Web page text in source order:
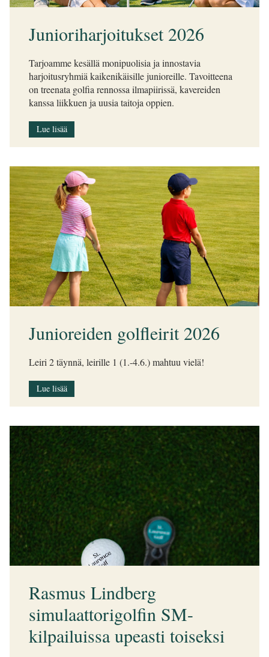
Junioriharjoitukset 2026
Tarjoamme kesällä monipuolisia ja innostavia
harjoitusryhmiä kaikenikäisille junioreille. Tavoitteena
on treenata golfia rennossa ilmapiirissä, kavereiden
kanssa liikkuen ja uusia taitoja oppien.
Lue lisää
Junioreiden golfleirit 2026
Leiri 2 täynnä, leirille 1 (1.-4.6.) mahtuu vielä!
Lue lisää
Rasmus Lindberg
simulaattorigolfin SM-
kilpailuissa upeasti toiseksi